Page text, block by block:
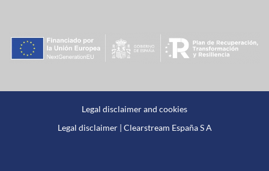
Legal disclaimer and cookies
Legal disclaimer | Clearstream España S A